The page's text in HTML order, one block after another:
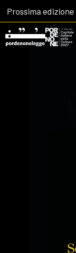
Prossima edizione